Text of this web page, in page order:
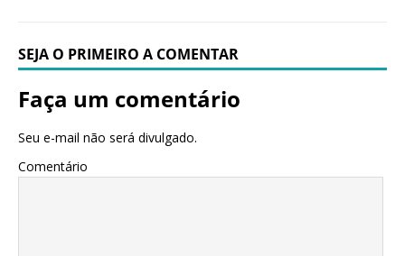
SEJA O PRIMEIRO A COMENTAR
Faça um comentário
Seu e-mail não será divulgado.
Comentário